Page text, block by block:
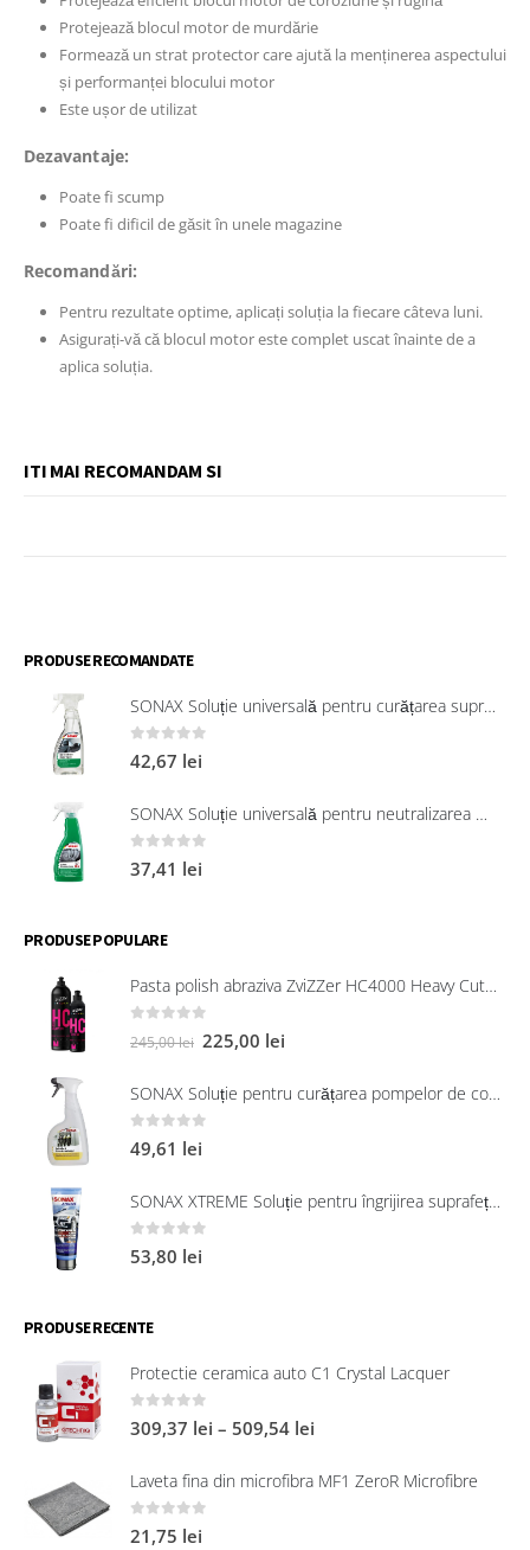
Protejează blocul motor de murdărie
Formează un strat protector care ajută la menținerea aspectului
și performanței blocului motor
Este ușor de utilizat
Dezavantaje:
Poate fi scump
Poate fi dificil de găsit în unele magazine
Recomandări:
Pentru rezultate optime, aplicați soluția la fiecare câteva luni.
Asigurați-vă că blocul motor este complet uscat înainte de a
aplica soluția.
ITI MAI RECOMANDAM SI
PRODUSE RECOMANDATE
SONAX Soluție universală pentru curățarea suprafețelor interioare 321200
0 out of 5
42,67 lei
SONAX Soluție universală pentru neutralizarea mirosurilor neplăcute
0out of 5
37,41 lei
PRODUSE POPULARE
Pasta polish abraziva ZviZZer HC4000 Heavy Cut 750 ml
245,00lei 225,00 lei
SONAX Soluție pentru curățarea pompelor de combustibil, 750 ml
0 out of 5
49,61 lei
SONAX XTREME Soluție pentru îngrijirea suprafețelor exterioare din plastic 250 ml
0 out of 5
53,80 lei
PRODUSE RECENTE
Protectie ceramica auto C1 Crystal Lacquer
0 out of 5
309,37 lei – 509,54 lei
Laveta fina din microfibra MF1 ZeroR Microfibre
0 out of 5
21,75 lei